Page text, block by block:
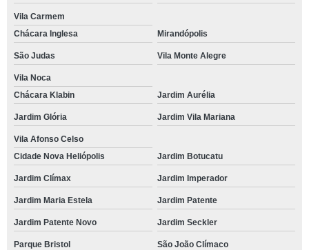
Vila Carmem
Chácara Inglesa
Mirandópolis
São Judas Vila Monte Alegre
Vila Noca
Chácara Klabin
Jardim Aurélia
Jardim Glória Jardim Vila Mariana
Vila Afonso Celso
Cidade Nova Heliópolis
Jardim Botucatu
Jardim Clímax Jardim Imperador
Jardim Maria Estela Jardim Patente
Jardim Patente Novo Jardim Seckler
Parque Bristol São João Clímaco